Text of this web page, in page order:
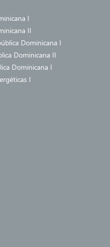
I
II
Dominicana I
Dominicana II
Dominicana I
I